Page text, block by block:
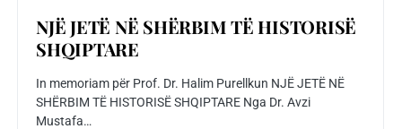
NJЁ JETЁ NЁ SHЁRBIM TЁ HISTORISЁ
SHQIPTARE
In memoriam për Prof. Dr. Halim Purellkun NJЁ JETЁ NЁ
SHЁRBIM TЁ HISTORISЁ SHQIPTARE Nga Dr. Avzi
Mustafa…